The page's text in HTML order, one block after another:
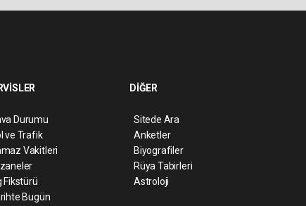
Durumu
ve Trafik
Vakitleri
Fikstürü
Bugün
DİĞER
Sitede Ara
Anketler
Biyografiler
Rüya Tabirleri
Astroloji